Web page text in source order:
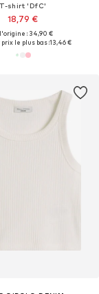
T-shirt 'DfC'
18,79 €
: 34,90 €
le plus bas :13,46 €